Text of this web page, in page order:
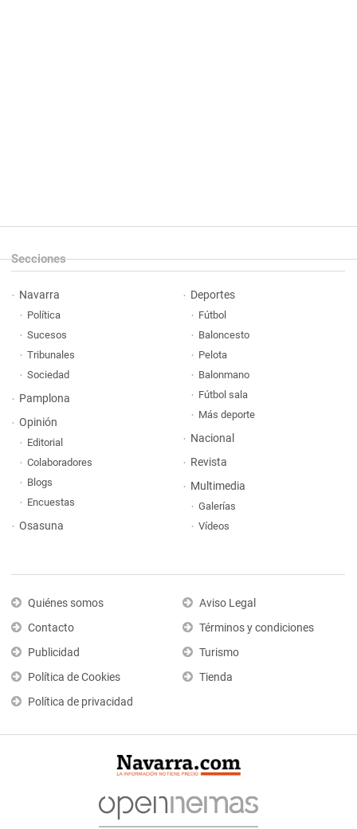
Secciones
Navarra
Política
Sucesos
Tribunales
Sociedad
Pamplona
Opinión
Editorial
Colaboradores
Blogs
Encuestas
Osasuna
Deportes
Fútbol
Baloncesto
Pelota
Balonmano
Fútbol sala
Más deporte
Nacional
Revista
Multimedia
Galerías
Vídeos
Quiénes somos
Contacto
Publicidad
Política de Cookies
Política de privacidad
Aviso Legal
Términos y condiciones
Turismo
Tienda